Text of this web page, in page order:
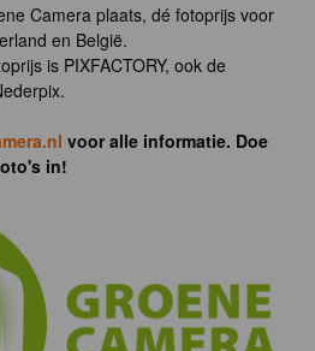
Camera plaats, dé fotoprijs voor
en België.
is PIXFACTORY, ook de
voor alle informatie. Doe
in!